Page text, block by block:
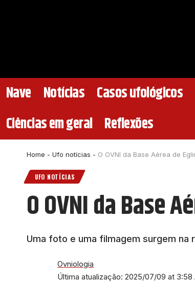
Nave Notícias Casos ufológicos
Ciências em geral Reflexões
Home - Ufo notícias - O OVNI da Base Aérea de
UFO NOTÍCIAS
O OVNI da Base
Uma foto e uma filmagem surgem na
Última atualização: 2025/07/09 at 3:58
Ovniologia